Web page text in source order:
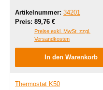
Artikelnummer: 34201
Preis: Regulärer Preis:
89,76 €
Preise exkl. MwSt. zzgl.
Versandkosten
In den Warenkorb
Thermostat K50